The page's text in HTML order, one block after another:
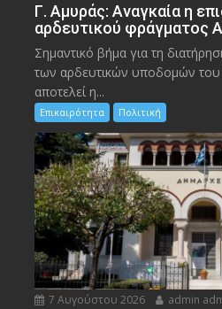
Γ. Αμυράς: Αναγκαία η
αρδευτικού φράγματος
Σημαντικό βήμα για τη
των αρδευτικών υποδομών του
αποτελεί η...
Επικαιρότητα Πολιτική
7 Αυγούστου 2026 admin